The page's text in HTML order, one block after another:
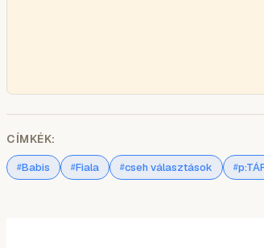
CÍMKÉK:
#Babis #Fiala #cseh választások #